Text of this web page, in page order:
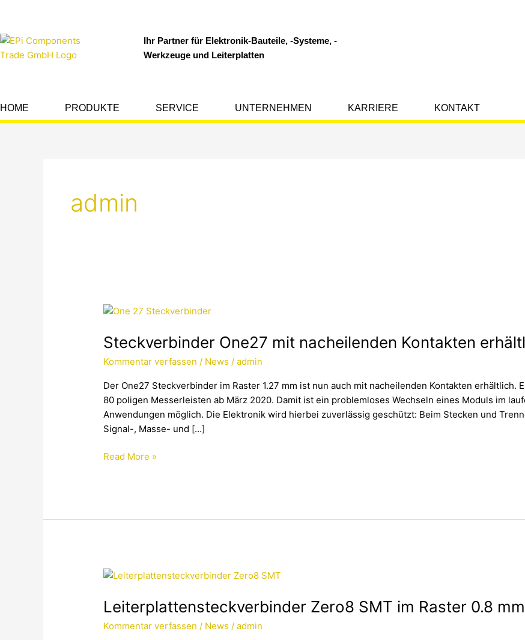
springen
Ihr Partner für Elektronik-Bauteile, -Systeme, -
Werkzeuge und Leiterplatten
HOME PRODUKTE SERVICE UNTERNEHMEN KARRIERE KONTAKT
admin
Steckverbinder One27 mit nacheilenden Kontakten
Kommentar verfassen / News /admin
Der One27 Steckverbinder im Raster 1.27 mm ist nun auch mit nacheilenden Kontakten erhältlich.
80 poligen Messerleisten ab März 2020. Damit ist ein problemloses Wechseln eines Moduls im
Anwendungen möglich. Die Elektronik wird hierbei zuverlässig geschützt: Beim Stecken und
Signal-, Masse- und […]
Steckverbinder
mit
Kontakten
erhältlich
Read More »
Leiterplattensteckverbinder Zero8 SMT im Raster 0.8
Kommentar verfassen / News /admin
Leiterplattensteckverbinder
SMT
Raster